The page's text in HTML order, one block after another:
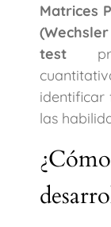
Matrices
test
identificar
las